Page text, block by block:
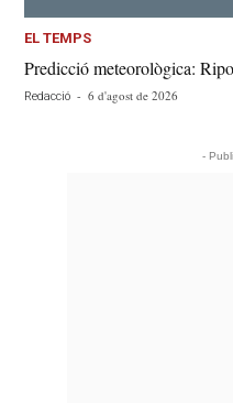
EL TEMPS
Predicció meteorològica:
Redacció - 6 d'agost de 2026
-